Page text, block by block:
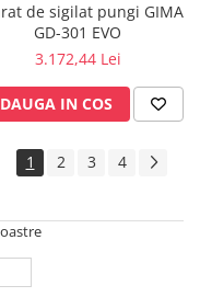
de sigilat pungi GIMA
GD-301 EVO
3.172,44 Lei
IN COS
1 2 3 4